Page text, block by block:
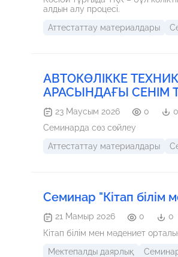
алдын алу процесі.
Аттестаттау материалдары
АВТОКӨЛІККЕ
АРАСЫНДАҒЫ СЕНІМ
23 Маусым 2026 0
0
Семинарда сөз сөйлеу
Аттестаттау материалдары
Семинар "Кітап білім
21 Мамыр 2026 0
0
Кітап білім мен мәдениет
Мектепалды даярлық